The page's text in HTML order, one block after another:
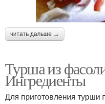
читать дальше →
Турша из
Ингредиенты
Для приготовления турши